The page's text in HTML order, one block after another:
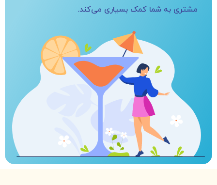
مشتری به شما کمک بسیاری می‌کند.